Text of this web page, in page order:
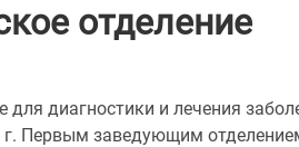
отделение
для диагностики и лечения
Первым заведующим